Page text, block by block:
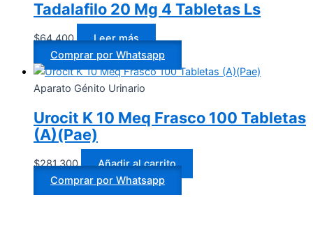
Tadalafilo 20 Mg 4 Tabletas Ls
$64.400
Leer más
Comprar por Whatsapp
Aparato Génito Urinario
Urocit K 10 Meq Frasco 100 Tabletas
(A)(Pae)
$281.300
Añadir al carrito
Comprar por Whatsapp